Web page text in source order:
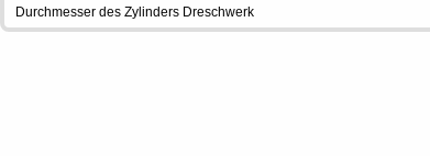
Durchmesser des Zylinders Dreschwerk